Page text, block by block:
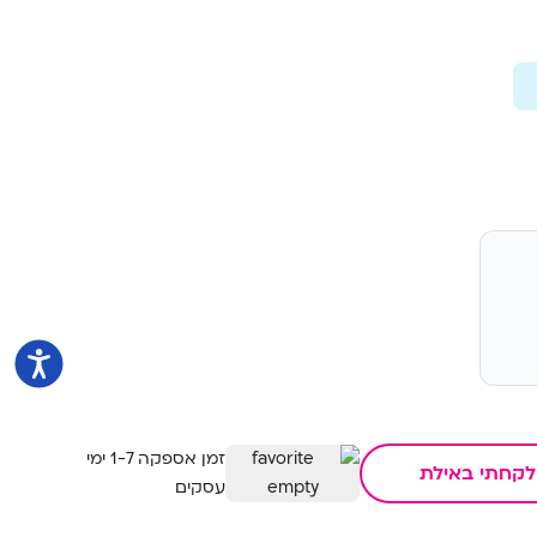
לקחתי באילת
זמן אספקה 1-7 ימי
עסקים